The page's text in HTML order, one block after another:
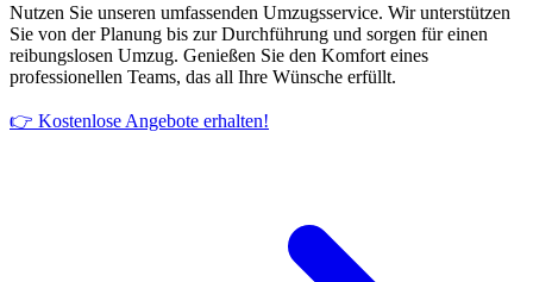
Nutzen Sie unseren umfassenden Umzugsservice. Wir unterstützen
Sie von der Planung bis zur Durchführung und sorgen für einen
reibungslosen Umzug. Genießen Sie den Komfort eines
professionellen Teams, das all Ihre Wünsche erfüllt.
👉 Kostenlose Angebote erhalten!